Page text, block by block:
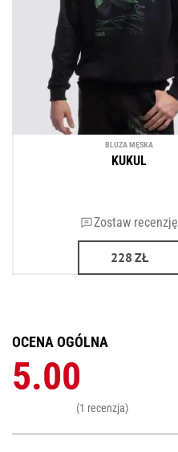
BLUZA MĘSKA
KUKUL
Zostaw recenzję
228 ZŁ
OCENA OGÓLNA
5.00
(1 recenzja)